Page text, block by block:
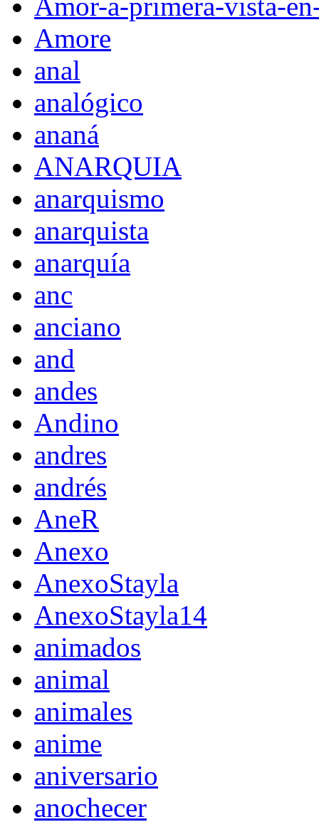
Amor-a-primera-vista-
Amore
anal
analógico
ananá
ANARQUIA
anarquismo
anarquista
anarquía
anc
anciano
and
andes
Andino
andres
andrés
AneR
Anexo
AnexoStayla
AnexoStayla14
animados
animal
animales
anime
aniversario
anochecer